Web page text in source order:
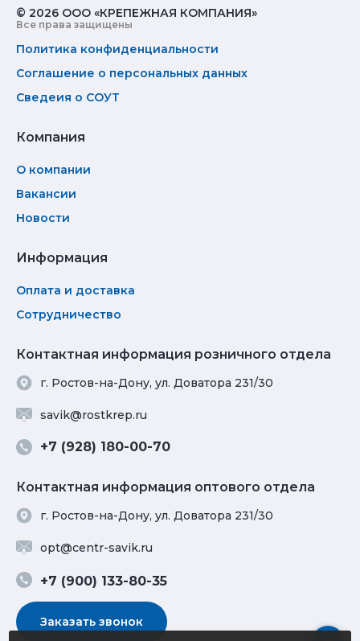
© 2026 ООО «КРЕПЕЖНАЯ КОМПАНИЯ»
Все права защищены
Политика конфиденциальности
Соглашение о персональных данных
Сведеия о СОУТ
Компания
О компании
Вакансии
Новости
Информация
Оплата и доставка
Сотрудничество
Контактная информация розничного отдела
г. Ростов-на-Дону, ул. Доватора 231/30
savik@rostkrep.ru
+7 (928) 180-00-70
Контактная информация оптового отдела
г. Ростов-на-Дону, ул. Доватора 231/30
opt@centr-savik.ru
+7 (900) 133-80-35
Заказать звонок